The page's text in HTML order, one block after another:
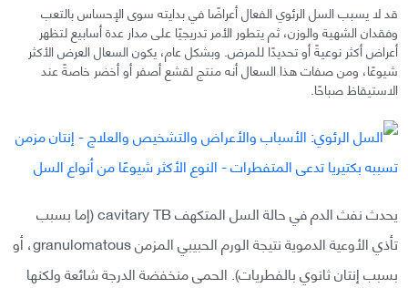
قد لا يسبب السل الرئوي الفعال أعراضًا في بدايته سوى الإحساس بالتعب
وفقدان الشهية والوزن، ثم يتطور الأمر تدريجيًا على مدار عدة أسابيع لتظهر
أعراض أكثر نوعيةً أو تحديدًا للمرض. وبشكل عام، يكون السعال العرض الأكثر
شيوعًا، ومن صفات هذا السعال أنه منتج لقشع أصفر أو أخضر خاصةً عند
الاستيقاظ صباحًا.
يحدث نفث الدم في حالة السل المتكهف cavitary TB (إما بسبب
تأذي الأوعية الدموية نتيجة الورم الحبيبي المزمن granulomatous، أو
بسبب إنتان ثانوي بالفطريات). الحمى منخفضة الدرجة شائعة ولكنها